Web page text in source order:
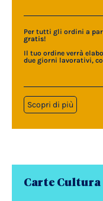
Per tutti gli ordini a
gratis!
Il tuo ordine verrà
due giorni lavorativi,
Scopri di più
Carte Cultura